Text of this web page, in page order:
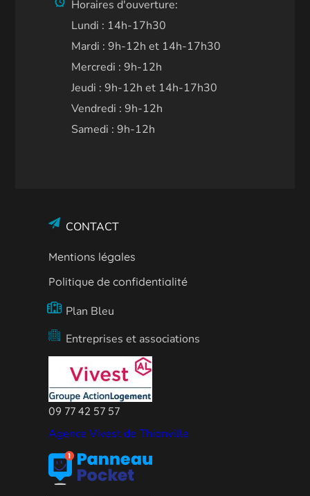
Horaires d'ouverture:
Lundi : 14h-17h30
Mardi : 9h-12h et 14h-17h30
Mercredi : 9h-12h
Jeudi : 9h-12h et 14h-17h30
Vendredi : 9h-12h
Samedi : 9h-12h
CONTACT
Mentions légales
Politique de confidentialité
Plan Bleu
Entreprises et associations
09 77 42 57 57
Agence Vivest de Thionville